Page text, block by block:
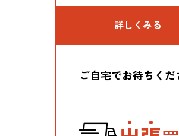
詳しくみる
ご自宅でお待ちくだ